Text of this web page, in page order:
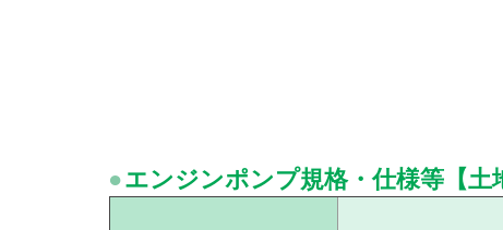
エンジンポンプ規格・仕様等【土